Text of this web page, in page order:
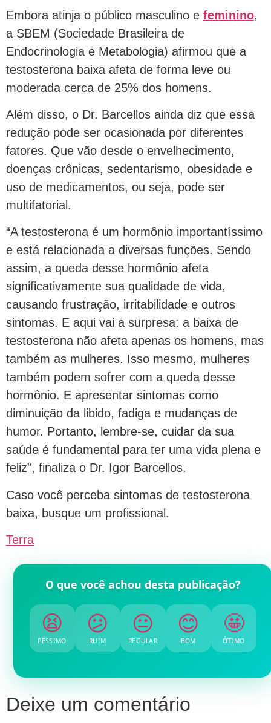
Embora atinja o público masculino e feminino,
a SBEM (Sociedade Brasileira de
Endocrinologia e Metabologia) afirmou que a
testosterona baixa afeta de forma leve ou
moderada cerca de 25% dos homens.
Além disso, o Dr. Barcellos ainda diz que essa
redução pode ser ocasionada por diferentes
fatores. Que vão desde o envelhecimento,
doenças crônicas, sedentarismo, obesidade e
uso de medicamentos, ou seja, pode ser
multifatorial.
“A testosterona é um hormônio importantíssimo
e está relacionada a diversas funções. Sendo
assim, a queda desse hormônio afeta
significativamente sua qualidade de vida,
causando frustração, irritabilidade e outros
sintomas. E aqui vai a surpresa: a baixa de
testosterona não afeta apenas os homens, mas
também as mulheres. Isso mesmo, mulheres
também podem sofrer com a queda desse
hormônio. E apresentar sintomas como
diminuição da libido, fadiga e mudanças de
humor. Portanto, lembre-se, cuidar da sua
saúde é fundamental para ter uma vida plena e
feliz”, finaliza o Dr. Igor Barcellos.
Caso você perceba sintomas de testosterona
baixa, busque um profissional.
Terra
O que você achou desta publicação?
😫
PÉSSIMO
😕
RUIM
😐
REGULAR
😊
BOM
🤩
ÓTIMO
Deixe um comentário